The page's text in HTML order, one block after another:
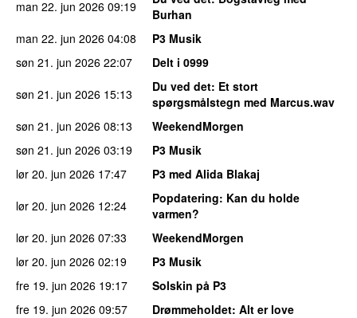
man 22. jun 2026 09:19
Burhan
man 22. jun 2026 04:08
P3 Musik
søn 21. jun 2026 22:07
Delt i 0999
søn 21. jun 2026 15:13 Du ved det: Et stort
spørgsmålstegn med Marcus.wav
søn 21. jun 2026 08:13
WeekendMorgen
søn 21. jun 2026 03:19
P3 Musik
lør 20. jun 2026 17:47
P3 med Alida Blakaj
lør 20. jun 2026 12:24 Popdatering: Kan du holde
varmen?
lør 20. jun 2026 07:33
WeekendMorgen
lør 20. jun 2026 02:19
P3 Musik
fre 19. jun 2026 19:17
Solskin på P3
fre 19. jun 2026 09:57 Drømmeholdet: Alt er love